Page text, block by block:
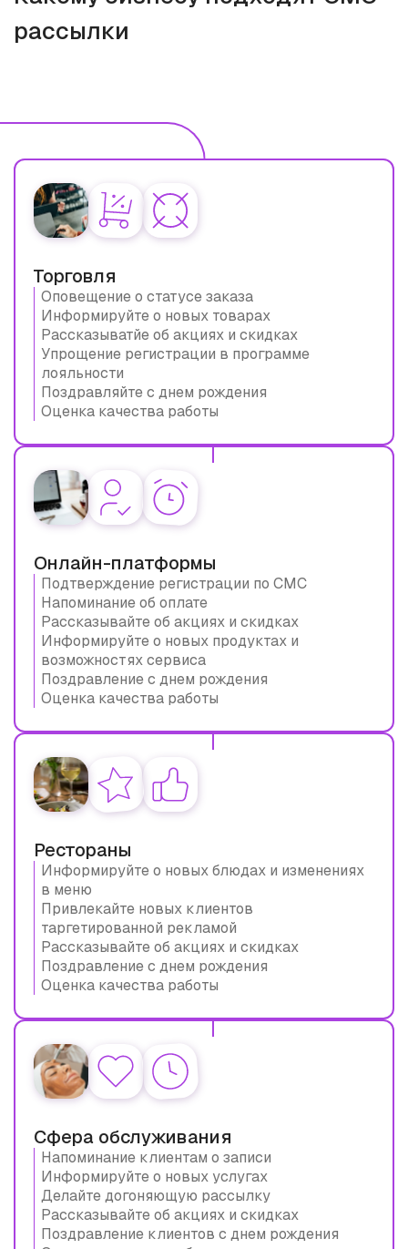
рассылки
Торговля
Оповещение о статусе заказа
Информируйте о новых товарах
Рассказыватйе об акциях и скидках
Упрощение регистрации в программе
лояльности
Поздравляйте с днем рождения
Оценка качества работы
Онлайн-платформы
Подтверждение регистрации по СМС
Напоминание об оплате
Рассказывайте об акциях и скидках
Информируйте о новых продуктах и
возможностях сервиса
Поздравление с днем рождения
Оценка качества работы
Рестораны
Информируйте о новых блюдах и изменениях
в меню
Привлекайте новых клиентов
таргетированной рекламой
Рассказывайте об акциях и скидках
Поздравление с днем рождения
Оценка качества работы
Сфера обслуживания
Напоминание клиентам о записи
Информируйте о новых услугах
Делайте догоняющую рассылку
Рассказывайте об акциях и скидках
Поздравление клиентов с днем рождения